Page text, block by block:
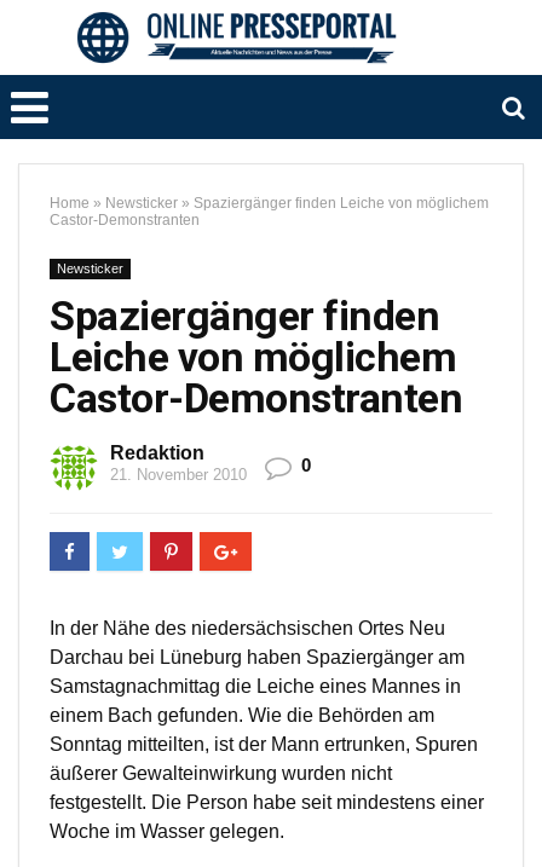
Home » Newsticker » Spaziergänger finden Leiche von möglichem
Castor-Demonstranten
Newsticker
Spaziergänger finden
Leiche von möglichem
Castor-Demonstranten
Redaktion
21. November 2010 0
In der Nähe des niedersächsischen Ortes Neu
Darchau bei Lüneburg haben Spaziergänger am
Samstagnachmittag die Leiche eines Mannes in
einem Bach gefunden. Wie die Behörden am
Sonntag mitteilten, ist der Mann ertrunken, Spuren
äußerer Gewalteinwirkung wurden nicht
festgestellt. Die Person habe seit mindestens einer
Woche im Wasser gelegen.